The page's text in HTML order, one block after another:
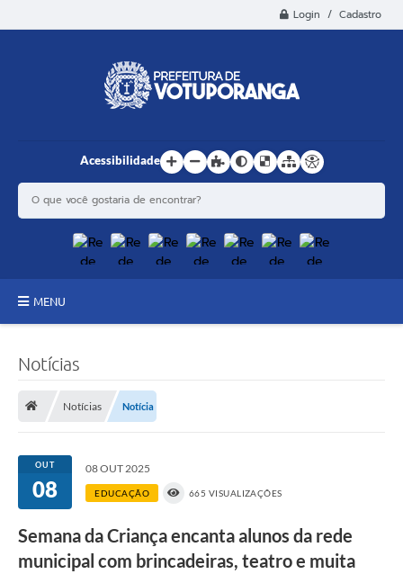
Login / Cadastro
Acessibilidade
MENU
A História
Notícias
Diário Oficial
Notícias
Notícias Notícia
OUT
08
08 OUT 2025
EDUCAÇÃO 665 VISUALIZAÇÕES
Semana da Criança encanta alunos da rede
municipal com brincadeiras, teatro e muita